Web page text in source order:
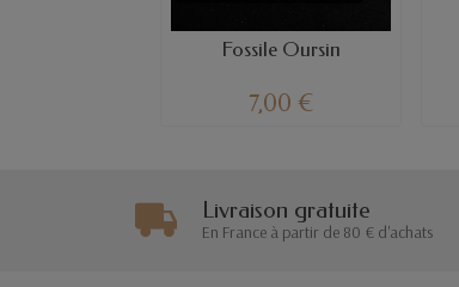
Fossile Oursin
7,00 €
Livraison gratuite
En France à partir de 80 € d'achats